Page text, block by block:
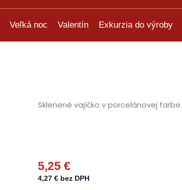
Veľká noc Valentín Exkurzia do výroby
Sklenené vajíčko v porcelánovej farbe.
5,25€
4,27€ bez DPH